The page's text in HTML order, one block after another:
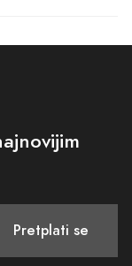
Pretplati se